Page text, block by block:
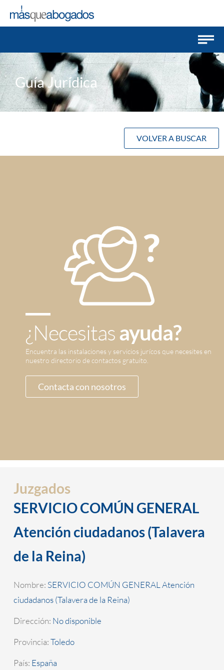
Guía Jurídica
VOLVER A BUSCAR
¿Necesitasayuda?
Encuentra las instalaciones y servicios jurícos que necesites en
nuestro directorio de contactos gratuito.
Contacta con nosotros
Juzgados
SERVICIO COMÚN GENERAL
Atención ciudadanos (Talavera
de la Reina)
Nombre: SERVICIO COMÚN GENERAL Atención
ciudadanos (Talavera de la Reina)
Dirección: No disponible
Provincia:Toledo
País: España